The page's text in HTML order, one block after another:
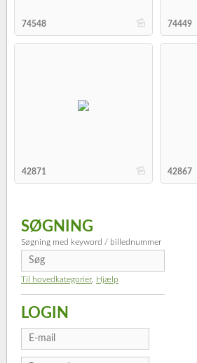
b
74548 74449
b
42871 42867
SØGNING
Søgning med keyword / billednummer
Til hovedkategorier Hjælp
LOGIN